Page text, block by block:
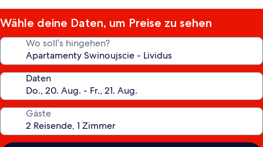
Wähle deine Daten, um Preise zu sehen
Wo soll’s hingehen?
Daten
Gäste